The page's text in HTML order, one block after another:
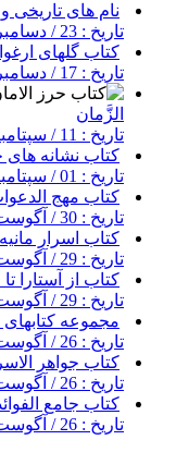
نام های تاریخی
تاریخ : 23 / دسامبر / 2019
کتاب گلهای
تاریخ : 17 / دسامبر / 2019
الزَّمان
تاریخ : 11 / سپتامبر / 2018
کتاب نشانه های
تاریخ : 01 / سپتامبر / 2018
کتاب مهج
تاریخ : 30 / آگوست / 2018
کتاب اسرار
تاریخ : 29 / آگوست / 2018
کتاب از آستارا تا
تاریخ : 29 / آگوست / 2018
مجموعه کتابهای
تاریخ : 26 / آگوست / 2018
کتاب جواهر
تاریخ : 26 / آگوست / 2018
کتاب جامع
تاریخ : 26 / آگوست / 2018